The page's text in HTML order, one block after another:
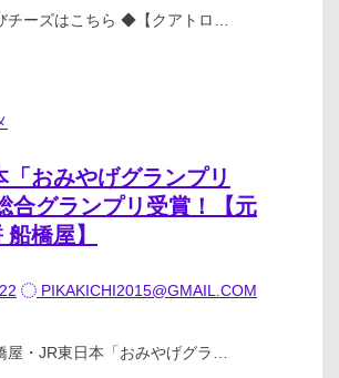
チーズはこちら ◆【クアトロ…
「おみやげグランプリ
合グランプリ受賞！【元
橋屋】
PIKAKICHI2015@GMAIL.COM
屋・JR東日本「おみやげグラ…